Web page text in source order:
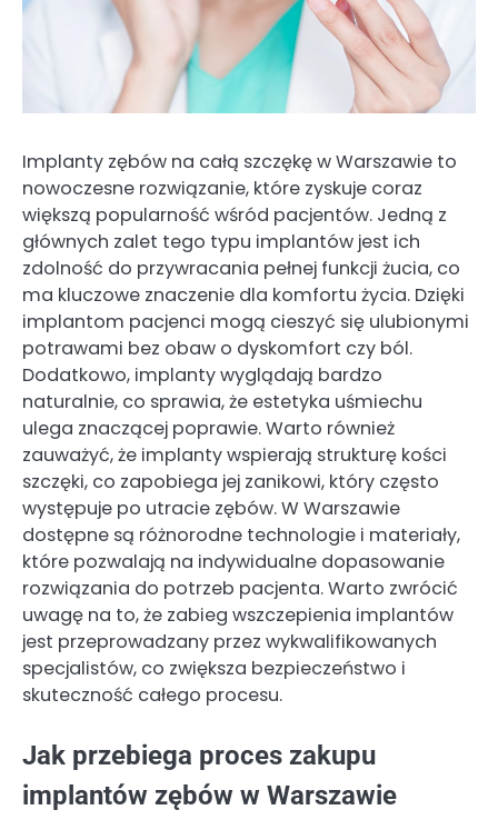
Implanty zębów na całą szczękę w Warszawie to
nowoczesne rozwiązanie, które zyskuje coraz
większą popularność wśród pacjentów. Jedną z
głównych zalet tego typu implantów jest ich
zdolność do przywracania pełnej funkcji żucia, co
ma kluczowe znaczenie dla komfortu życia. Dzięki
implantom pacjenci mogą cieszyć się ulubionymi
potrawami bez obaw o dyskomfort czy ból.
Dodatkowo, implanty wyglądają bardzo
naturalnie, co sprawia, że estetyka uśmiechu
ulega znaczącej poprawie. Warto również
zauważyć, że implanty wspierają strukturę kości
szczęki, co zapobiega jej zanikowi, który często
występuje po utracie zębów. W Warszawie
dostępne są różnorodne technologie i materiały,
które pozwalają na indywidualne dopasowanie
rozwiązania do potrzeb pacjenta. Warto zwrócić
uwagę na to, że zabieg wszczepienia implantów
jest przeprowadzany przez wykwalifikowanych
specjalistów, co zwiększa bezpieczeństwo i
skuteczność całego procesu.
Jak przebiega proces zakupu
implantów zębów w Warszawie